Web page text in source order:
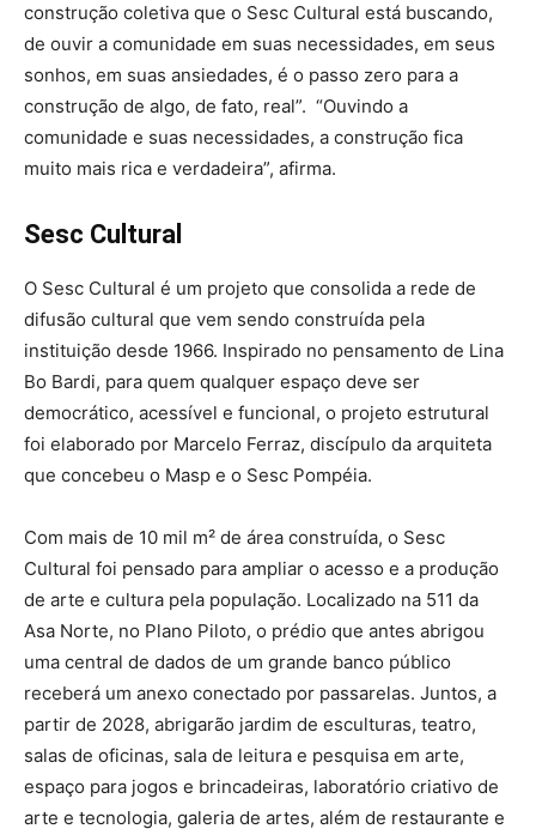
construção coletiva que o Sesc Cultural está buscando,
de ouvir a comunidade em suas necessidades, em seus
sonhos, em suas ansiedades, é o passo zero para a
construção de algo, de fato, real”. “Ouvindo a
comunidade e suas necessidades, a construção fica
muito mais rica e verdadeira”, afirma.
Sesc Cultural
O Sesc Cultural é um projeto que consolida a rede de
difusão cultural que vem sendo construída pela
instituição desde 1966. Inspirado no pensamento de Lina
Bo Bardi, para quem qualquer espaço deve ser
democrático, acessível e funcional, o projeto estrutural
foi elaborado por Marcelo Ferraz, discípulo da arquiteta
que concebeu o Masp e o Sesc Pompéia.
Com mais de 10 mil m² de área construída, o Sesc
Cultural foi pensado para ampliar o acesso e a produção
de arte e cultura pela população. Localizado na 511 da
Asa Norte, no Plano Piloto, o prédio que antes abrigou
uma central de dados de um grande banco público
receberá um anexo conectado por passarelas. Juntos, a
partir de 2028, abrigarão jardim de esculturas, teatro,
salas de oficinas, sala de leitura e pesquisa em arte,
espaço para jogos e brincadeiras, laboratório criativo de
arte e tecnologia, galeria de artes, além de restaurante e